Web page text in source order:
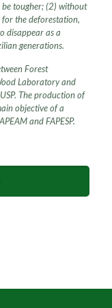
be tougher; (2) without
the deforestation,
disappear as a
generations.
Forest
Laboratory and
The production of
objective of a
and FAPESP.